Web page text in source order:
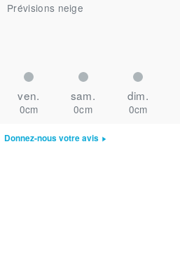
Prévisions neige
ven. sam. dim.
0cm 0cm 0cm
Donnez-nous votre avis